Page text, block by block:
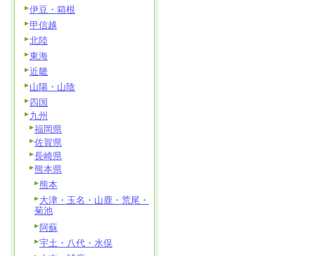
伊豆・箱根
甲信越
北陸
東海
近畿
山陽・山陰
四国
九州
福岡県
佐賀県
長崎県
熊本県
熊本
大津・玉名・山鹿・荒尾・
菊池
阿蘇
宇土・八代・水俣